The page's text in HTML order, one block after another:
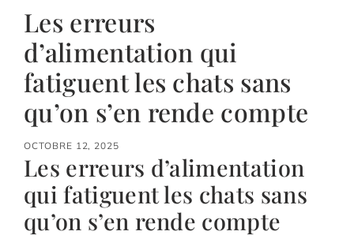
Les erreurs
d’alimentation qui
fatiguent les chats sans
qu’on s’en rende compte
OCTOBRE 12, 2025
Les erreurs d’alimentation
qui fatiguent les chats sans
qu’on s’en rende compte